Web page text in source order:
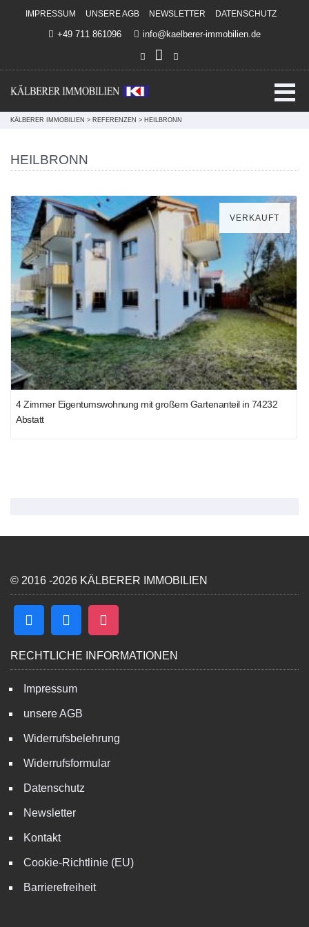
Direkt zum Inhalt springen
IMPRESSUM UNSERE AGB NEWSLETTER DATENSCHUTZ
+49 711 861096 info@kaelberer-immobilien.de
KÄLBERER IMMOBILIEN > REFERENZEN > HEILBRONN
HEILBRONN
VERKAUFT
4 Zimmer Eigentumswohnung mit großem Gartenanteil in 74232
Abstatt
© 2016 -2026 KÄLBERER IMMOBILIEN
RECHTLICHE INFORMATIONEN
Impressum
unsere AGB
Widerrufsbelehrung
Widerrufsformular
Datenschutz
Newsletter
Kontakt
Cookie-Richtlinie (EU)
Barrierefreiheit